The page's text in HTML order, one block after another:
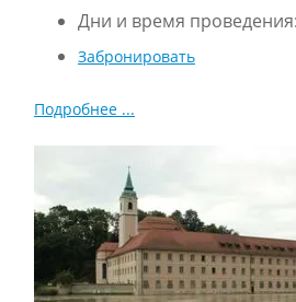
Дни и время
Забронировать
Подробнее ...